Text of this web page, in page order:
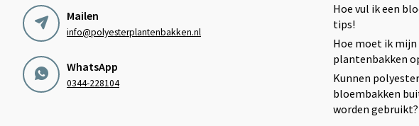
Mailen
info@polyesterplantenbakken.nl
WhatsApp
0344-228104
Hoe vul ik een
tips!
Hoe moet ik mijn
plantenbakken
Kunnen polyester
bloembakken
worden gebruikt?